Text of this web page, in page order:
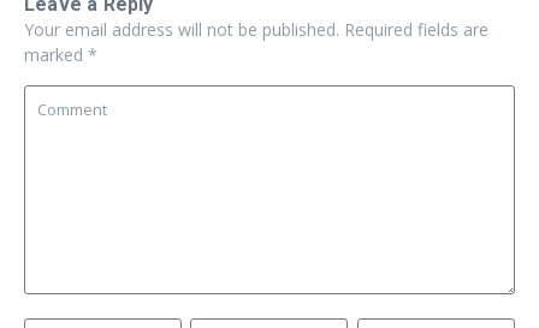
Leave a Reply
Your email address will not be published. Required fields are
marked *